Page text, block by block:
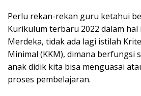
Perlu rekan-rekan guru ketahui
Kurikulum terbaru 2022 dalam
Merdeka, tidak ada lagi istilah
Minimal (KKM), dimana berfungsi
anak didik kita bisa menguasai
proses pembelajaran.